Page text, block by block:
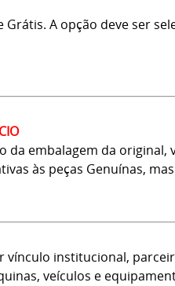
A opção deve ser
da embalagem da original,
às peças Genuínas,
institucional,
veículos e